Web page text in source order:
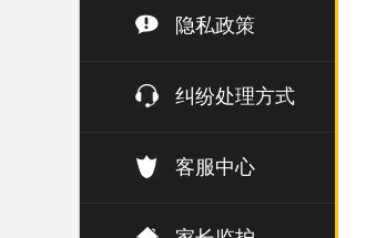
隐私政策
纠纷处理方式
客服中心